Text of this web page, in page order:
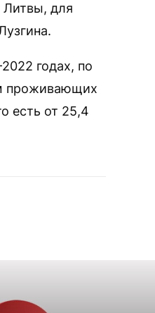
для
годах, по
проживающих
есть от 25,4